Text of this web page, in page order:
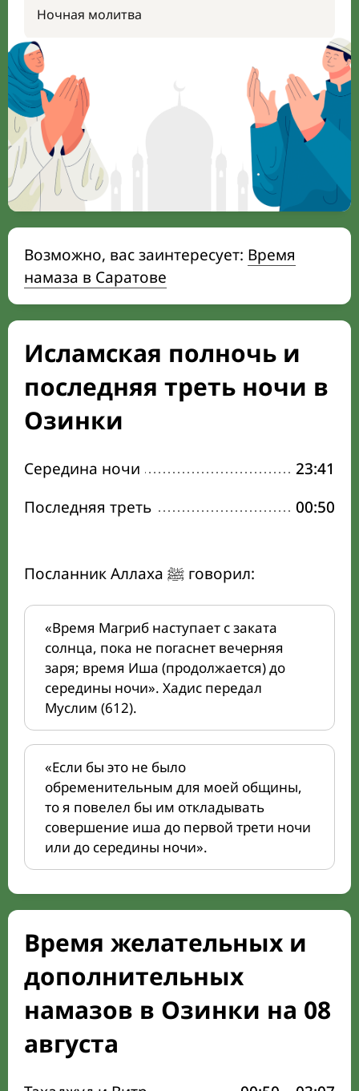
Ночная молитва
Возможно, вас заинтересует: Время
намаза в Саратове
Исламская полночь и
последняя треть ночи в
Озинки
Середина ночи
23:41
Последняя треть
00:50
Посланник Аллаха ﷺ говорил:
«Время Магриб наступает с заката
солнца, пока не погаснет вечерняя
заря; время Иша (продолжается) до
середины ночи». Хадис передал
Муслим (612).
«Если бы это не было
обременительным для моей общины,
то я повелел бы им откладывать
совершение иша до первой трети ночи
или до середины ночи».
Время желательных и
дополнительных
намазов в Озинки на 08
августа